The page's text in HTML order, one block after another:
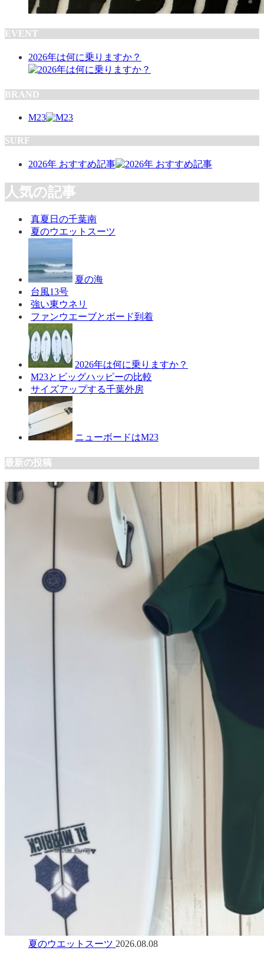
EVENT
2026年は何に乗りますか？
BRAND
M23
SURF
2026年 おすすめ記事
人気の記事
真夏日の千葉南
夏のウエットスーツ
夏の海
台風13号
強い東ウネリ
ファンウエーブとボード到着
2026年は何に乗りますか？
M23とビッグハッピーの比較
サイズアップする千葉外房
ニューボードはM23
最新の投稿
夏のウエットスーツ 2026.08.08